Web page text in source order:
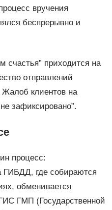
вручения
беспрерывно и
счастья” приходится на
отправлений
Жалоб клиентов на
зафиксировано”.
процесс:
ГИБДД, где собираются
обменивается
ГМП (Государственной